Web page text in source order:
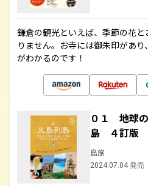
鎌倉の観光といえば、季節の花
りません。お寺には御朱印があ
がわかるのです！
０１ 地球
島 ４訂版
島旅
2024.07.04 発売